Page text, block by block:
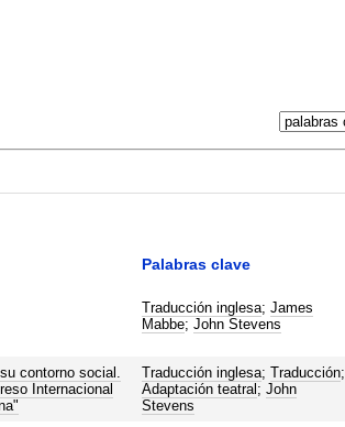
Palabras clave
Traducción inglesa; James
Mabbe; John Stevens
contorno social.
Internacional
Traducción inglesa; Traducción;
Adaptación teatral ; John
Stevens